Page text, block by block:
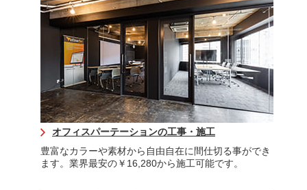
オフィスパーテーションの工事・施工
豊富なカラーや素材から自由自在に間仕切る事ができ
ます。業界最安の￥16,280から施工可能です。